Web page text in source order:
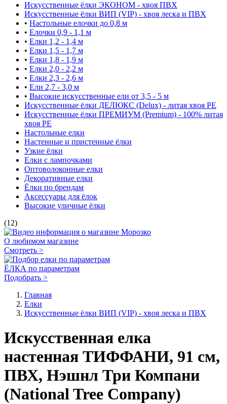
Искусственные ёлки ЭКОНОМ - хвоя ПВХ
Искусственные ёлки ВИП (VIP) - хвоя леска и ПВХ
• Настольные елочки до 0,8 м
• Елочки 0,9 - 1,1 м
• Елки 1,2 - 1,4 м
• Елки 1,5 - 1,7 м
• Елки 1,8 - 1,9 м
• Елки 2,0 - 2,2 м
• Елки 2,3 - 2,6 м
• Ели 2,7 - 3,0 м
• Высокие искусственные ели от 3,5 - 5 м
Искусственные ёлки ДЕЛЮКС (Delux) - литая хвоя РЕ
Искусственные ёлки ПРЕМИУМ (Premium) - 100% литая
хвоя РЕ
Настольные елки
Настенные и пристенные ёлки
Узкие ёлки
Елки с лампочками
Оптоволоконные елки
Декоративные елки
Ёлки по брендам
Аксессуары для ёлок
Высокие уличные ёлки
(12)
О любимом магазине
Смотреть >
ЁЛКА по параметрам
Подобрать >
Главная
Елки
Искусственные ёлки ВИП (VIP) - хвоя леска и ПВХ
Искусственная елка
настенная ТИФФАНИ, 91 см,
ПВХ, Нэшнл Три Компани
(National Tree Company)